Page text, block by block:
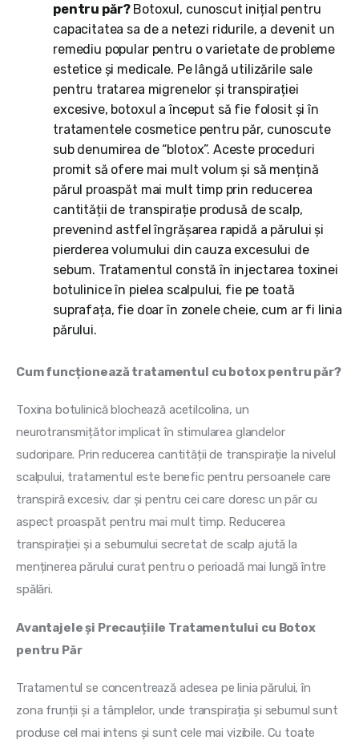
pentru păr? Botoxul, cunoscut inițial pentru
capacitatea sa de a netezi ridurile, a devenit un
remediu popular pentru o varietate de probleme
estetice și medicale. Pe lângă utilizările sale
pentru tratarea migrenelor și transpirației
excesive, botoxul a început să fie folosit și în
tratamentele cosmetice pentru păr, cunoscute
sub denumirea de “blotox”. Aceste proceduri
promit să ofere mai mult volum și să mențină
părul proaspăt mai mult timp prin reducerea
cantității de transpirație produsă de scalp,
prevenind astfel îngrășarea rapidă a părului și
pierderea volumului din cauza excesului de
sebum. Tratamentul constă în injectarea toxinei
botulinice în pielea scalpului, fie pe toată
suprafața, fie doar în zonele cheie, cum ar fi linia
părului.
Cum funcționează tratamentul cu botox pentru păr?
Toxina botulinică blochează acetilcolina, un
neurotransmițător implicat în stimularea glandelor
sudoripare. Prin reducerea cantității de transpirație la nivelul
scalpului, tratamentul este benefic pentru persoanele care
transpiră excesiv, dar și pentru cei care doresc un păr cu
aspect proaspăt pentru mai mult timp. Reducerea
transpirației și a sebumului secretat de scalp ajută la
menținerea părului curat pentru o perioadă mai lungă între
spălări.
Avantajele și Precauțiile Tratamentului cu Botox
pentru Păr
Tratamentul se concentrează adesea pe linia părului, în
zona frunții și a tâmplelor, unde transpirația și sebumul sunt
produse cel mai intens și sunt cele mai vizibile. Cu toate